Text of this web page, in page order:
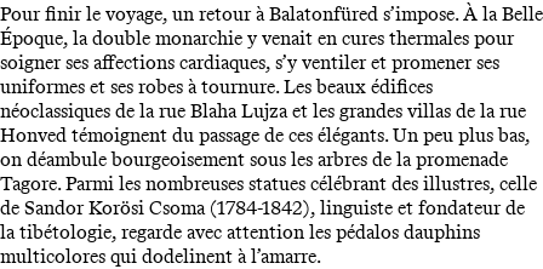
Pour finir le voyage, un retour à Balatonfüred s’impose. À la Belle
Époque, la double monarchie y venait en cures thermales pour
soigner ses affections cardiaques, s’y ventiler et promener ses
uniformes et ses robes à tournure. Les beaux édifices
néoclassiques de la rue Blaha Lujza et les grandes villas de la rue
Honved témoignent du passage de ces élégants. Un peu plus bas,
on déambule bourgeoisement sous les arbres de la promenade
Tagore. Parmi les nombreuses statues célébrant des illustres, celle
de Sandor Korösi Csoma (1784-1842), linguiste et fondateur de
la tibétologie, regarde avec attention les pédalos dauphins
multicolores qui dodelinent à l’amarre.